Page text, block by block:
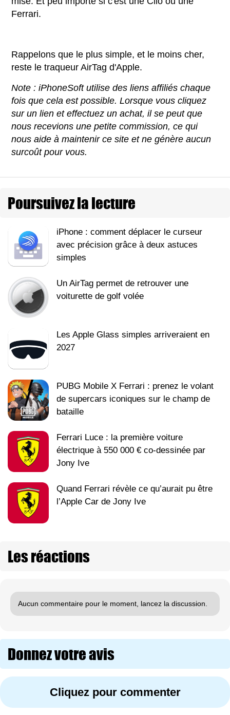
Ferrari.
Rappelons que le plus simple, et le moins cher,
reste le traqueur AirTag d'Apple.
Note : iPhoneSoft utilise des liens affiliés chaque
fois que cela est possible. Lorsque vous cliquez
sur un lien et effectuez un achat, il se peut que
nous recevions une petite commission, ce qui
nous aide à maintenir ce site et ne génère aucun
surcoût pour vous.
Poursuivez la lecture
iPhone : comment déplacer le curseur
avec précision grâce à deux astuces
simples
Un AirTag permet de retrouver une
voiturette de golf volée
Les Apple Glass simples arriveraient en
2027
PUBG Mobile X Ferrari : prenez le volant
de supercars iconiques sur le champ de
bataille
Ferrari Luce : la première voiture
électrique à 550 000 € co-dessinée par
Jony Ive
Quand Ferrari révèle ce qu’aurait pu être
l’Apple Car de Jony Ive
Les réactions
Aucun commentaire pour le moment, lancez la discussion.
Donnez votre avis
Cliquez pour commenter